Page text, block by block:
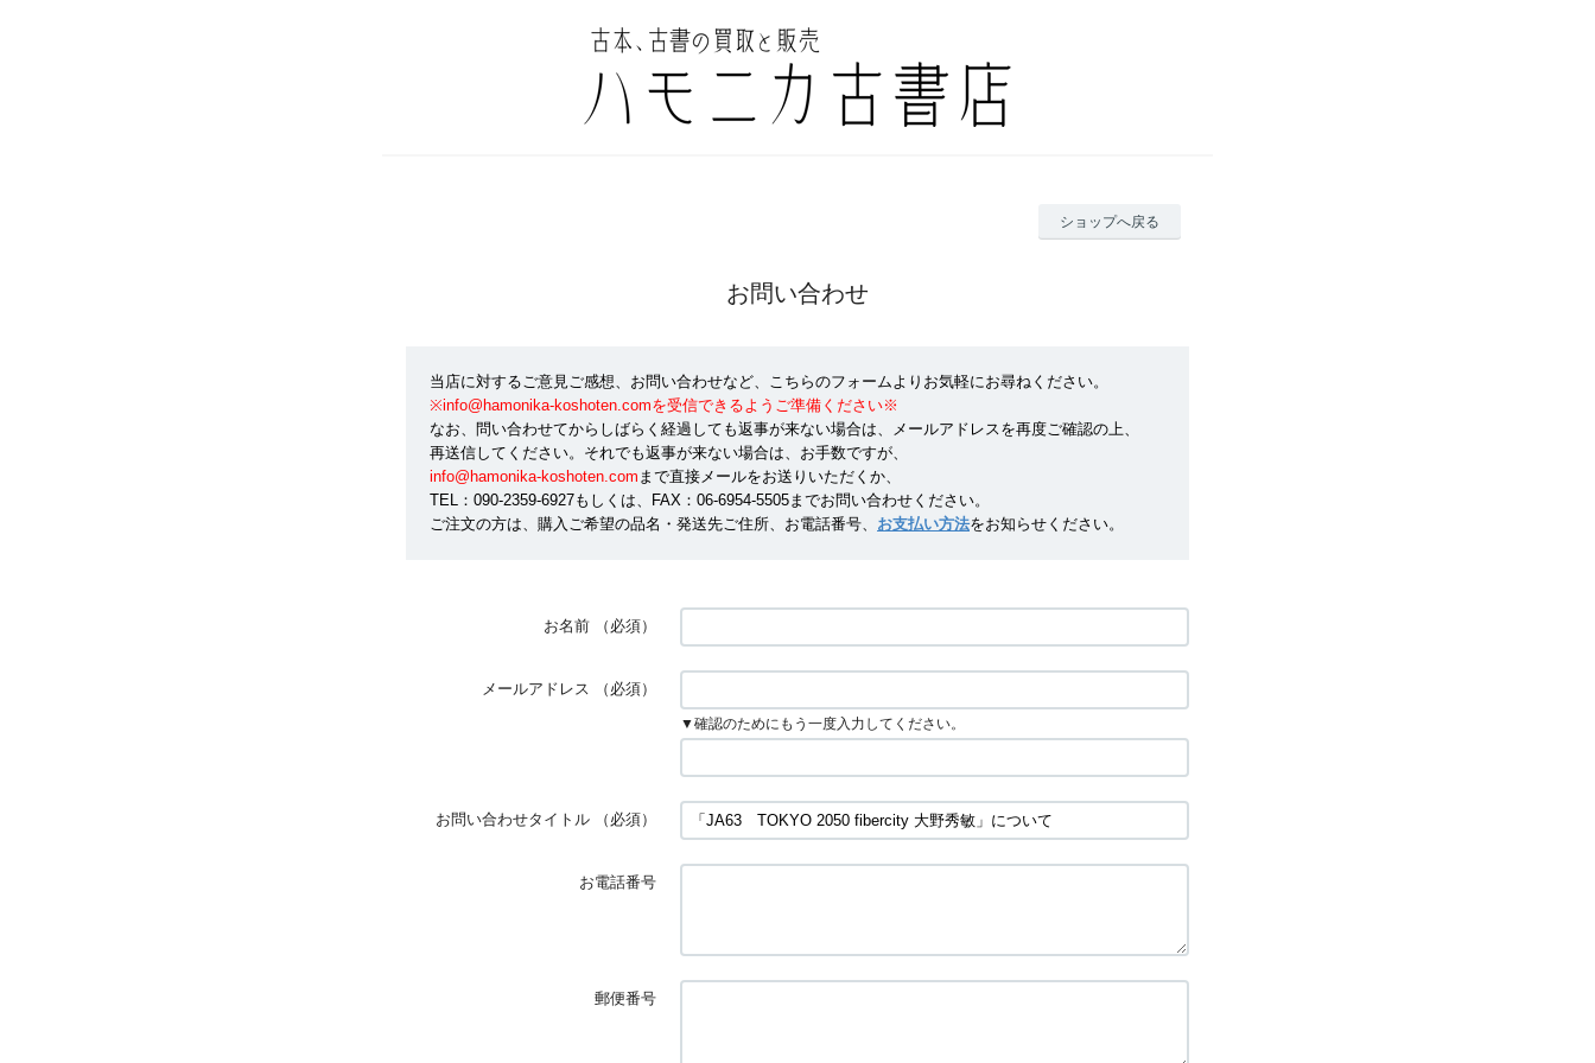
ショップへ戻る
お問い合わせ
当店に対するご意見ご感想、お問い合わせなど、こちらのフォームよりお気軽にお尋ねください。
※info@hamonika-koshoten.comを受信できるようご準備ください※
なお、問い合わせてからしばらく経過しても返事が来ない場合は、メールアドレスを再度ご確認の上、
再送信してください。それでも返事が来ない場合は、お手数ですが、
info@hamonika-koshoten.com まで直接メールをお送りいただくか、
TEL：090-2359-6927もしくは、FAX：06-6954-5505までお問い合わせください。
ご注文の方は、購入ご希望の品名・発送先ご住所、お電話番号、 お支払い方法をお知らせください。
お名前 （必須）
メールアドレス （必須）
▼確認のためにもう一度入力してください。
お問い合わせタイトル （必須）
お電話番号
郵便番号